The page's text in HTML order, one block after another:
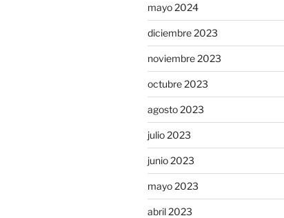
mayo 2024
diciembre 2023
noviembre 2023
octubre 2023
agosto 2023
julio 2023
junio 2023
mayo 2023
abril 2023